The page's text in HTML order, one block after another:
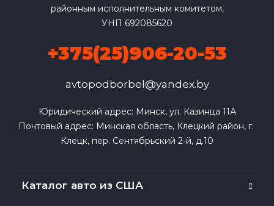
районным исполнительным комитетом,
УНП 692085620
+375(25)906-20-53
avtopodborbel@yandex.by
Юридический адрес: Минск, ул. Казинца 11А
Почтовый адрес: Минская область, Клецкий район, г.
Клецк, пер. Сентябрьский 2-й, д.10
Каталог авто из США